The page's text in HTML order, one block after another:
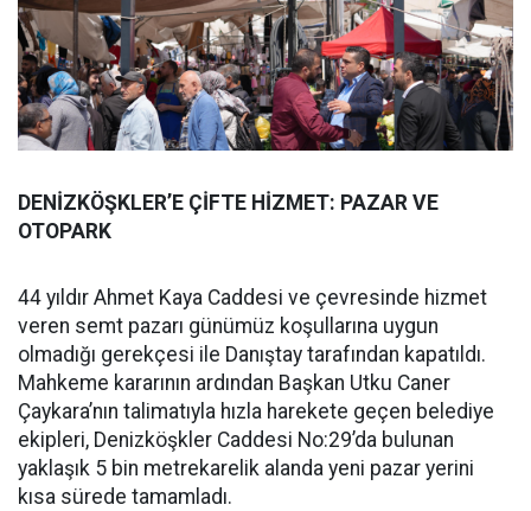
DENİZKÖŞKLER’E ÇİFTE HİZMET: PAZAR VE
OTOPARK
44 yıldır Ahmet Kaya Caddesi ve çevresinde hizmet
veren semt pazarı günümüz koşullarına uygun
olmadığı gerekçesi ile Danıştay tarafından kapatıldı.
Mahkeme kararının ardından Başkan Utku Caner
Çaykara’nın talimatıyla hızla harekete geçen belediye
ekipleri, Denizköşkler Caddesi No:29’da bulunan
yaklaşık 5 bin metrekarelik alanda yeni pazar yerini
kısa sürede tamamladı.